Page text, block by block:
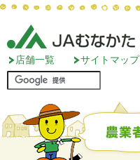
店舗一覧 サイトマップ